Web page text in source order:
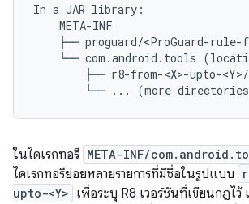
In a JAR library:
    META-INF
├── proguard/<ProGuard-rule-
└── com.android.tools
├── r8-from-<X>-upto-
ในไดเรกทอรี META-INF/
ไดเรกทอรีย่อยหลายรายการที่มีชื่อในรูปแบบ
upto-<Y> เพื่อระบุ R8 เวอร์ชันที่เขียนกฎไว้